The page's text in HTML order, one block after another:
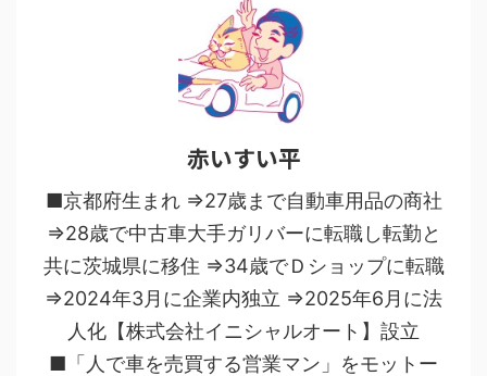
赤いすい平
■京都府生まれ ⇒27歳まで自動車用品の商社
⇒28歳で中古車大手ガリバーに転職し転勤と
共に茨城県に移住 ⇒34歳でＤショップに転職
⇒2024年3月に企業内独立 ⇒2025年6月に法
人化【株式会社イニシャルオート】設立
■「人で車を売買する営業マン」をモットー